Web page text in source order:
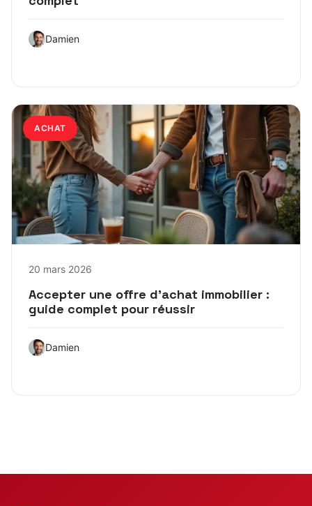
Damien
ACHAT
20 mars 2026
Accepter une offre d’achat immobilier :
guide complet pour réussir
Damien